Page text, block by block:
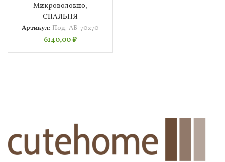
Микроволокно,
СПАЛЬНЯ
Артикул: Под-АБ-70х70
6140,00₽